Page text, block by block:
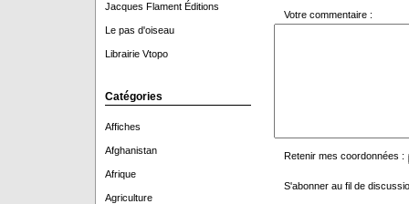
Jacques Flament Éditions
Le pas d'oiseau
Librairie Vtopo
Catégories
Affiches
Afghanistan
Afrique
Agriculture
Votre commentaire :
Retenir mes coordonnées :
S'abonner au fil de